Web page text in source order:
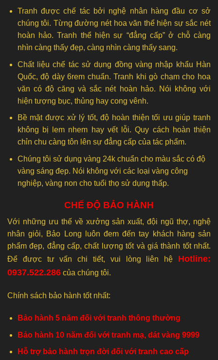
Tranh được chế tác bởi nghệ nhân hàng đầu cơ sở
chúng tôi. Từng đường nét hoa văn thể hiện sự sắc nét
hoàn hảo. Tranh thể hiện sự “đẳng cấp” ở chỗ càng
nhìn càng thấy đẹp, càng nhìn càng thấy sang.
Chất liệu chế tác sử dụng đồng vàng nhập khẩu Hàn
Quốc, độ dày 6rem chuẩn. Tranh khi gò chạm cho hoa
văn có độ căng và sắc nét hoàn hảo. Nói không với
hiện tượng bục, thủng hay cong vênh.
Bề mặt được xử lý tốt, độ hoàn thiện tối ưu giúp tranh
không bị lem nhem hay vết lỗi. Quy cách hoàn thiện
chỉn chu càng tôn lên sự đẳng cấp của tác phẩm.
Chúng tôi sử dụng vàng 24k chuẩn cho màu sắc có độ
vàng sáng đẹp. Nói không với các loại vàng công
nghiệp, vàng non cho tuổi thọ sử dụng thấp.
CHẾ ĐỘ BẢO HÀNH
Với những ưu thế về xưởng sản xuất, đội ngũ thợ, nghệ
nhân giỏi, Bảo Long luôn đem đến tay khách hàng sản
phẩm đẹp, đẳng cấp, chất lượng tốt và giá thành tốt nhất.
Để được tư vấn chi tiết, vui lòng liên hệ Hotline:
0937.522.286 của chúng tôi.
Chính sách bảo hành tốt nhất:
Bảo hành 5 năm đối với tranh thông thường
Bảo hành 10 năm đối với tranh mạ, dát vàng 9999
Hỗ trợ bảo hành trọn đời đối với tranh cao cấp